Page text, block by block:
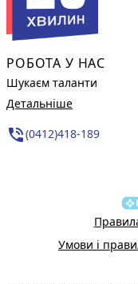
РОБОТА У НАС
Шукаєм таланти
Детальніше
phone_in_talk(0412)418-189
Умови і